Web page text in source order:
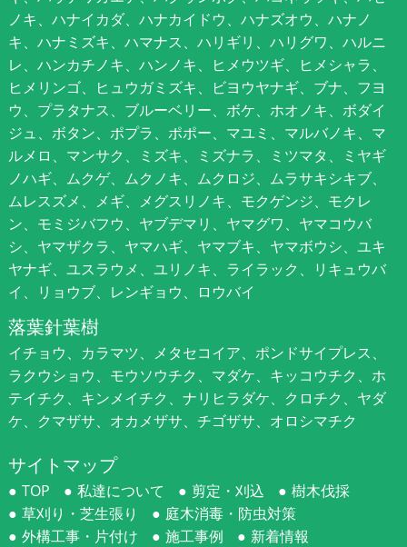
ノキ、ハナイカダ、ハナカイドウ、ハナズオウ、ハナノ
キ、ハナミズキ、ハマナス、ハリギリ、ハリグワ、ハルニ
レ、ハンカチノキ、ハンノキ、ヒメウツギ、ヒメシャラ、
ヒメリンゴ、ヒュウガミズキ、ビヨウヤナギ、ブナ、フヨ
ウ、プラタナス、ブルーベリー、ボケ、ホオノキ、ボダイ
ジュ、ボタン、ポプラ、ポポー、マユミ、マルバノキ、マ
ルメロ、マンサク、ミズキ、ミズナラ、ミツマタ、ミヤギ
ノハギ、ムクゲ、ムクノキ、ムクロジ、ムラサキシキブ、
ムレスズメ、メギ、メグスリノキ、モクゲンジ、モクレ
ン、モミジバフウ、ヤブデマリ、ヤマグワ、ヤマコウバ
シ、ヤマザクラ、ヤマハギ、ヤマブキ、ヤマボウシ、ユキ
ヤナギ、ユスラウメ、ユリノキ、ライラック、リキュウバ
イ、リョウブ、レンギョウ、ロウバイ
落葉針葉樹
イチョウ、カラマツ、メタセコイア、ポンドサイプレス、
ラクウショウ、モウソウチク、マダケ、キッコウチク、ホ
テイチク、キンメイチク、ナリヒラダケ、クロチク、ヤダ
ケ、クマザサ、オカメザサ、チゴザサ、オロシマチク
サイトマップ
TOP 私達について 剪定・刈込
樹木伐採
草刈り・芝生張り
庭木消毒・防虫対策
外構工事・片付け
施工事例 新着情報